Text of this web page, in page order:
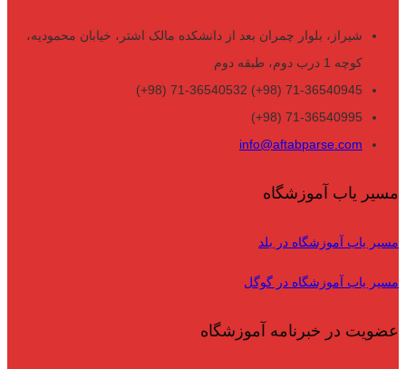
شیراز، بلوار چمران بعد از دانشکده مالک اشتر، خیابان محمودیه،
کوچه 1 درب دوم، طبقه دوم
71-36540945 (98+) 71-36540532 (98+)
71-36540995 (98+)
info@aftabparse.com
مسیر یاب آموزشگاه
مسیر یاب آموزشگاه در بلد
مسیر یاب آموزشگاه در گوگل
عضویت در خبرنامه آموزشگاه